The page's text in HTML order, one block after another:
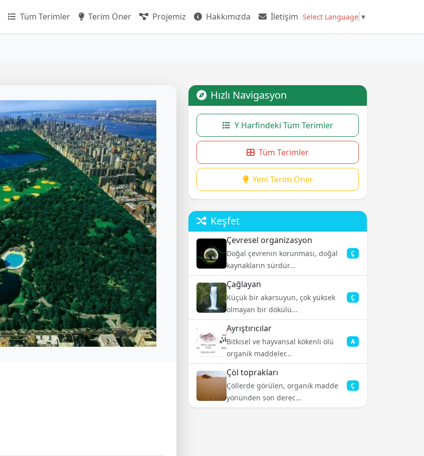
Tüm Terimler Terim Öner Projemiz Hakkımızda İletişim Select Language ▼
Hızlı Navigasyon
Y Harfindeki Tüm Terimler
Tüm Terimler
Yeni Terim Öner
Keşfet
Çevresel organizasyon
Doğal çevrenin korunması, doğal
kaynakların sürdür...
Ç
Çağlayan
Küçük bir akarsuyun, çok yüksek
olmayan bir dökülü...
Ç
Ayrıştırıcılar
Bitkisel ve hayvansal kökenli ölü
organik maddeler...
A
Çöl toprakları
Çöllerde görülen, organik madde
yönünden son derec...
Ç